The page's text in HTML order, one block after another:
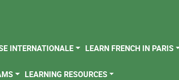
INTERNATIONALE LEARN FRENCH IN PARIS
LEARNING RESOURCES